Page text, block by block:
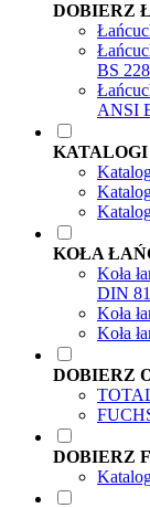
DOBIERZ
BS
ANSI
KOŁA
Koła
DIN
Koła
Koła
DOBIERZ
DOBIERZ